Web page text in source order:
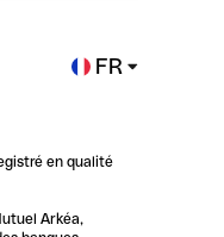
FR
en qualité
Arkéa,